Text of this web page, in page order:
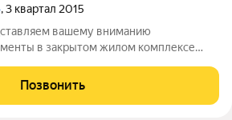
, 3 квартал 2015
вашему вниманию
в закрытом жилом комплексе
и безопасностью. В апартаментах
ремонт на кухне, что
Позвонить